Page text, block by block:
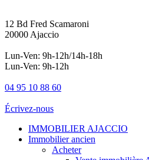
12 Bd Fred Scamaroni
20000 Ajaccio
Lun-Ven: 9h-12h/14h-18h
Lun-Ven: 9h-12h
04 95 10 88 60
Écrivez-nous
IMMOBILIER AJACCIO
Immobilier ancien
Acheter